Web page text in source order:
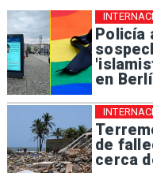
Policía
en
de
cerca